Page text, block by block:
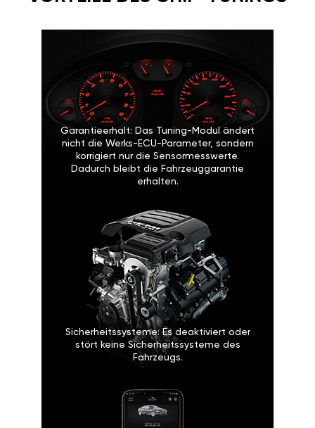
Garantieerhalt: Das Tuning-Modul ändert
nicht die Werks-ECU-Parameter, sondern
korrigiert nur die Sensormesswerte.
Dadurch bleibt die Fahrzeuggarantie
erhalten.
Sicherheitssysteme: Es deaktiviert oder
stört keine Sicherheitssysteme des
Fahrzeugs.